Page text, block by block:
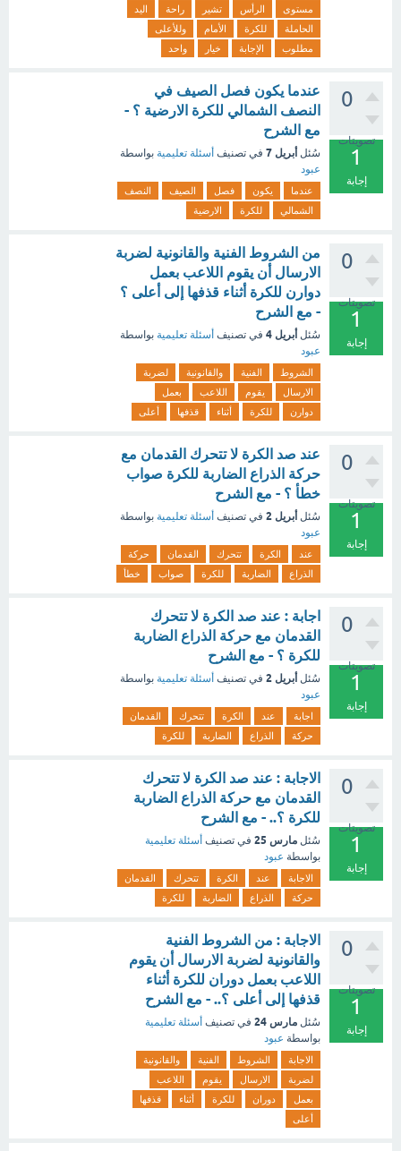
مستوى
الرأس تشير راحة
اليد
الحاملة
للكرة الأمام
وللأعلى
مطلوب
الإجابة خيار واحد
0
تصويتات
1
إجابة
عندما يكون فصل الصيف في
النصف الشمالي للكرة الارضية ؟ -
مع الشرح
سُئل أبريل 7 في تصنيف أسئلة تعليمية بواسطة
عبود
عندما يكون فصل الصيف
النصف
الشمالي
للكرة الارضية
0
تصويتات
1
إجابة
من الشروط الفنية والقانونية لضربة
الارسال أن يقوم اللاعب بعمل
دوارن للكرة أثناء قذفها إلى أعلى ؟
- مع الشرح
سُئل أبريل 4 في تصنيف أسئلة تعليمية بواسطة
عبود
الشروط الفنية والقانونية
لضربة
الارسال
يقوم اللاعب
بعمل
دوارن
للكرة أثناء قذفها أعلى
0
تصويتات
1
إجابة
عند صد الكرة لا تتحرك القدمان مع
حركة الذراع الضاربة للكرة صواب
خطأ ؟ - مع الشرح
سُئل أبريل 2 في تصنيف أسئلة تعليمية بواسطة
عبود
عند الكرة تتحرك القدمان
حركة
الذراع
الضاربة للكرة صواب خطأ
0
تصويتات
1
إجابة
اجابة : عند صد الكرة لا تتحرك
القدمان مع حركة الذراع الضاربة
للكرة ؟ - مع الشرح
سُئل أبريل 2 في تصنيف أسئلة تعليمية بواسطة
عبود
اجابة عند الكرة تتحرك
القدمان
حركة
الذراع الضاربة للكرة
0
تصويتات
1
إجابة
الاجابة : عند صد الكرة لا تتحرك
القدمان مع حركة الذراع الضاربة
للكرة ؟.. - مع الشرح
سُئل مارس 25 في تصنيف أسئلة تعليمية
بواسطة عبود
الاجابة عند الكرة تتحرك
القدمان
حركة
الذراع الضاربة للكرة
0
تصويتات
1
إجابة
الاجابة : من الشروط الفنية
والقانونية لضربة الارسال أن يقوم
اللاعب بعمل دوران للكرة أثناء
قذفها إلى أعلى ؟.. - مع الشرح
سُئل مارس 24 في تصنيف أسئلة تعليمية
بواسطة عبود
الاجابة الشروط الفنية
والقانونية
لضربة
الارسال يقوم
اللاعب
بعمل
دوران للكرة أثناء
قذفها
أعلى